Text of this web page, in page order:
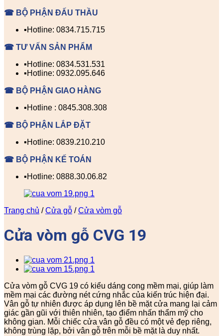
☎ BỘ PHẬN ĐẤU THẦU
▪️Hotline: 0834.715.715
☎ TƯ VẤN SẢN PHẨM
▪️Hotline: 0834.531.531
▪️Hotline: 0932.095.646
☎ BỘ PHẬN GIAO HÀNG
▪️Hotline : 0845.308.308
☎ BỘ PHẬN LẮP ĐẶT
▪️Hotline: 0839.210.210
☎ BỘ PHẬN KẾ TOÁN
▪️Hotline: 0888.30.06.82
Trang chủ / Cửa gỗ / Cửa vòm gỗ
Cửa vòm gỗ CVG 19
Cửa vòm gỗ CVG 19 có kiểu dáng cong mềm mại, giúp làm
mềm mại các đường nét cứng nhắc của kiến trúc hiện đại.
Vân gỗ tự nhiên được áp dụng lên bề mặt cửa mang lại cảm
giác gần gũi với thiên nhiên, tạo điểm nhấn thẩm mỹ cho
không gian. Mỗi chiếc cửa vân gỗ đều có một vẻ đẹp riêng,
không trùng lặp, bởi vân gỗ trên mỗi bề mặt là duy nhất.